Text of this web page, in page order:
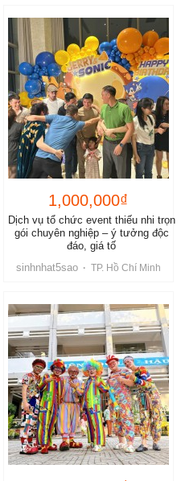
1,000,000₫
Dịch vụ tổ chức event thiếu nhi trọn
gói chuyên nghiệp – ý tưởng độc
đáo, giá tố
sinhnhat5sao · TP. Hồ Chí Minh